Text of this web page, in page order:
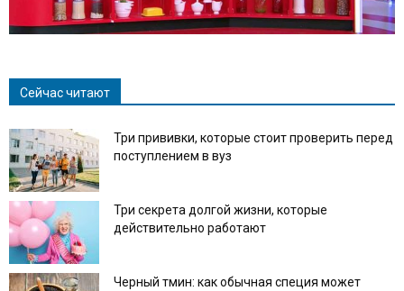
Сейчас читают
Три прививки, которые стоит проверить перед
поступлением в вуз
Три секрета долгой жизни, которые
действительно работают
Черный тмин: как обычная специя может